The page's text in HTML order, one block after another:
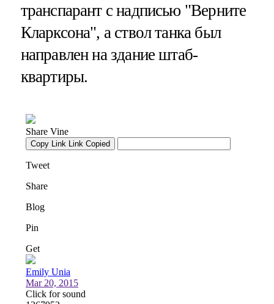
транспарант с надписью "Верните
Кларксона", а ствол танка был
направлен на здание штаб-
квартиры.